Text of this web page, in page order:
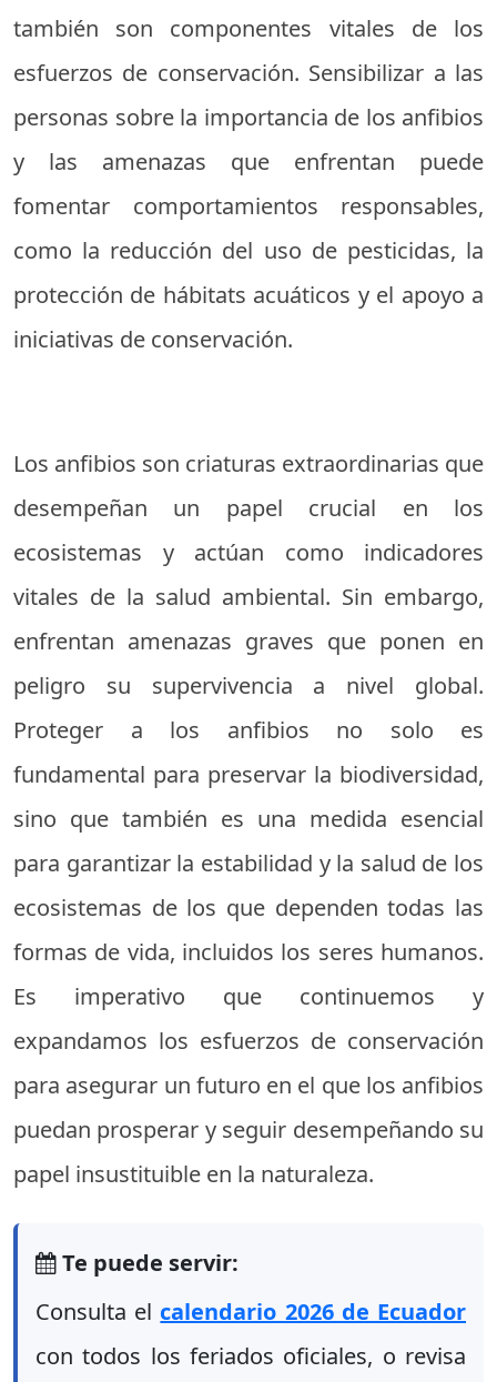
también son componentes vitales de los
esfuerzos de conservación. Sensibilizar a las
personas sobre la importancia de los anfibios
y las amenazas que enfrentan puede
fomentar comportamientos responsables,
como la reducción del uso de pesticidas, la
protección de hábitats acuáticos y el apoyo a
iniciativas de conservación.
Los anfibios son criaturas extraordinarias que
desempeñan un papel crucial en los
ecosistemas y actúan como indicadores
vitales de la salud ambiental. Sin embargo,
enfrentan amenazas graves que ponen en
peligro su supervivencia a nivel global.
Proteger a los anfibios no solo es
fundamental para preservar la biodiversidad,
sino que también es una medida esencial
para garantizar la estabilidad y la salud de los
ecosistemas de los que dependen todas las
formas de vida, incluidos los seres humanos.
Es imperativo que continuemos y
expandamos los esfuerzos de conservación
para asegurar un futuro en el que los anfibios
puedan prosperar y seguir desempeñando su
papel insustituible en la naturaleza.
Te puede servir:
Consulta el calendario 2026 de Ecuador
con todos los feriados oficiales, o revisa